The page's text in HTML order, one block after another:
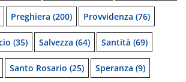
Preghiera (200) Provvidenza (76)
(35) Salvezza (64) Santità (69)
Santo Rosario (25) Speranza (9)